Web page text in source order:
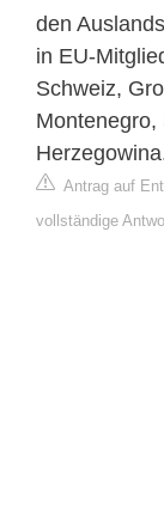
den
in EU-
Schweiz,
Antrag auf
vollständige